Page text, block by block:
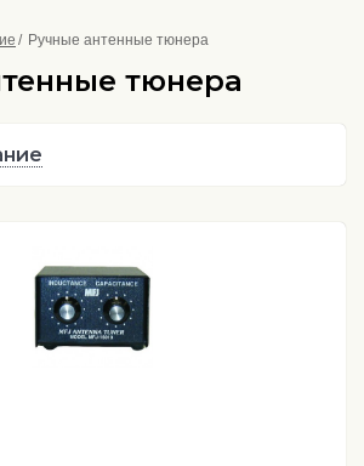
Ручные антенные тюнера
тюнера